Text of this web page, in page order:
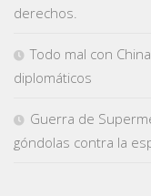
derechos.
Todo mal con
diplomáticos
Guerra de
góndolas contra la